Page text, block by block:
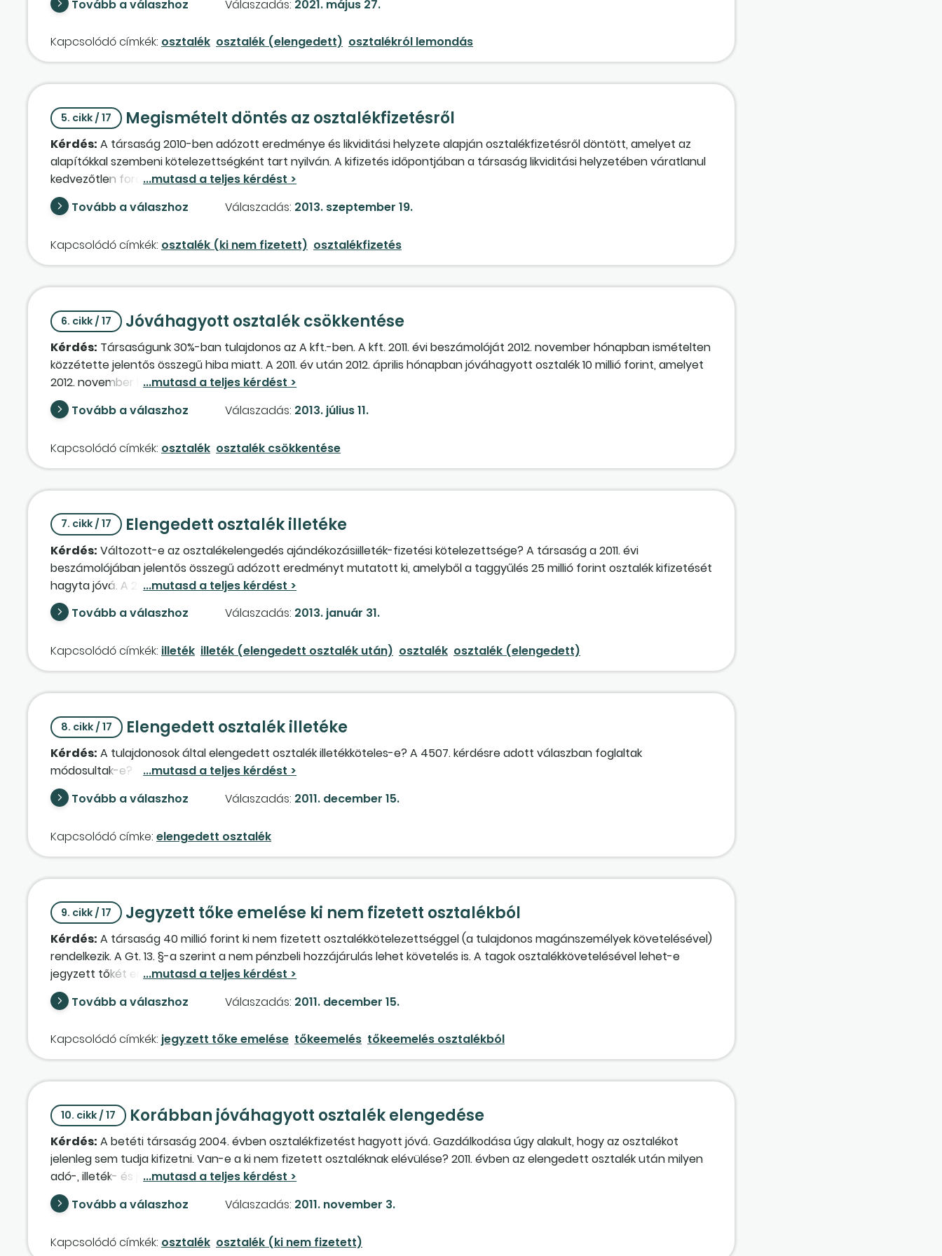
mégis élnénk a csökkentéssel, továbbvihető lenne elhatárolt veszteségként a negatív adóalap?
Tovább a válaszhoz Válaszadás: 2021. május 27.
Kapcsolódó címkék: osztalék osztalék (elengedett) osztalékról lemondás
5. cikk / 17 Megismételt döntés az osztalékfizetésről
Kérdés: A társaság 2010-ben adózott eredménye és likviditási helyzete alapján osztalékfizetésről döntött, amelyet az
alapítókkal szembeni kötelezettségként tart nyilván. A kifizetés időpontjában a társaság likviditási helyzetében váratlanul
kedvezőtlen fordulat következett be, amely miatt az osztalék kifizetésére a belátható jövőben nincs remény. Jogszerűnek
tekinthető-e, ha a társaság tulajdonosai a korábbi – osztalékfizetésről szóló – döntésüket egy újabb taggyűlésen úgy
módosítanák, hogy mégsem kerül sor a korábbi döntés végrehajtására, azzal, hogy az előírt osztalékot az
Tovább a válaszhoz Válaszadás: 2013. szeptember 19.
Kapcsolódó címkék: osztalék (ki nem fizetett) osztalékfizetés
6. cikk / 17 Jóváhagyott osztalék csökkentése
Kérdés: Társaságunk 30%-ban tulajdonos az A kft.-ben. A kft. 2011. évi beszámolóját 2012. november hónapban ismételten
közzétette jelentős összegű hiba miatt. A 2011. év után 2012. április hónapban jóváhagyott osztalék 10 millió forint, amelyet
2012. november hónapban az önellenőrzés miatt csökkentettek 5 millió forintra. Társaságunknak hogyan kell könyvelnie az
osztalékcsökkentést?
Tovább a válaszhoz Válaszadás: 2013. július 11.
Kapcsolódó címkék: osztalék osztalék csökkentése
7. cikk / 17 Elengedett osztalék illetéke
Kérdés: Változott-e az osztalékelengedés ajándékozásiilleték-fizetési kötelezettsége? A társaság a 2011. évi
beszámolójában jelentős összegű adózott eredményt mutatott ki, amelyből a taggyűlés 25 millió forint osztalék kifizetését
hagyta jóvá. A 2012. októberi önellenőrzés hatására a 2011. évi adózott eredmény jelentősen csökkent. Az osztalékfizetési
korlát miatt már nem lehetséges a teljes 25 millió forintot osztalékként kifizetni, azt 3 millió forinttal csökkenteni kell. Az
osztalékot a tulajdonosok eddig nem vették fel. Helyesen járunk el, ha a 3 millió forintot a kötelezettség csökkentésével
összeg után?
Tovább a válaszhoz Válaszadás: 2013. január 31.
Kapcsolódó címkék: illeték illeték (elengedett osztalék után) osztalék osztalék (elengedett)
8. cikk / 17 Elengedett osztalék illetéke
Kérdés: A tulajdonosok által elengedett osztalék illetékköteles-e? A 4507. kérdésre adott válaszban foglaltak
módosultak-e?
Tovább a válaszhoz
Válaszadás: 2011. december 15.
Kapcsolódó címke: elengedett osztalék
9. cikk / 17 Jegyzett tőke emelése ki nem fizetett osztalékból
Kérdés: A társaság 40 millió forint ki nem fizetett osztalékkötelezettséggel (a tulajdonos magánszemélyek követelésével)
rendelkezik. A Gt. 13. §-a szerint a nem pénzbeli hozzájárulás lehet követelés is. A tagok osztalékkövetelésével lehet-e
jegyzett tőkét emelni? Ha igen, akkor ennek milyen adóvonzata van? Az eddig megjelent válaszok az elő­leg-, illetve a
kölcsönkövetelés apportjáról szóltak. Az osztalékapporttal kapcsolatos kérdésre az APEH-től azt a választ kaptam, hogy
lehet, de előtte le kell adózni, vagy elengedett követelésként kell kezelni. Én a válaszokkal nem értek egyet. Mi az Önök
Tovább a válaszhoz Válaszadás: 2011. december 15.
Kapcsolódó címkék: jegyzett tőke emelése tőkeemelés tőkeemelés osztalékból
10. cikk / 17 Korábban jóváhagyott osztalék elengedése
Kérdés: A betéti társaság 2004. évben osztalékfizetést hagyott jóvá. Gazdálkodása úgy alakult, hogy az osztalékot
jelenleg sem tudja kifizetni. Van-e a ki nem fizetett osztaléknak elévülése? 2011. évben az elengedett osztalék után milyen
adó-, illeték- és járulékfizetési kötelezettsége keletkezik a társaságnak? Amennyiben a tagok elengedik az osztalékot, az
visszakerül a saját tőkébe, amit végelszámolás esetén csak osztalékként lehetne kifizetni. Megszűnés esetén nem tudnák
az osztalékot, illetve a vállalkozásból kivont jövedelmet kifizetni, mert nem tudják a jövedelem utáni adókat, járulékokat
Tovább a válaszhoz Válaszadás: 2011. november 3.
Kapcsolódó címkék: osztalék osztalék (ki nem fizetett)